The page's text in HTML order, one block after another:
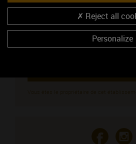
2, rue du Prieuré
71390 SAINT-DESERT
Madame Lagarde Lucile
Reject all
Personalize